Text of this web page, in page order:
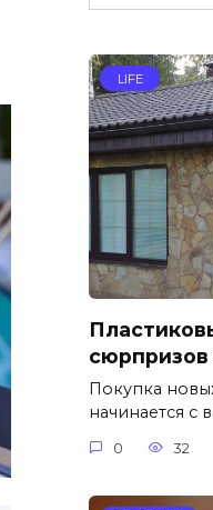
LIFE
сюрпризов
Покупка
начинается с
0 32